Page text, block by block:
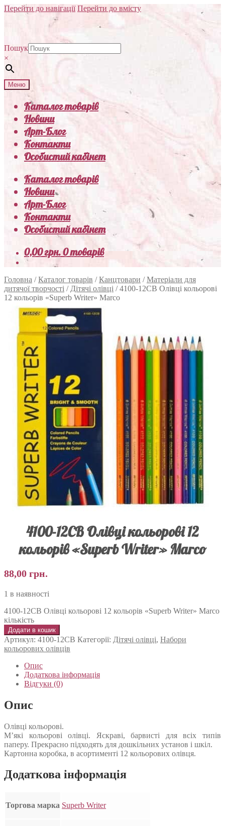
Перейти до навігації Перейти до вмісту
Пошук
×
Меню
Каталог товарів
Новини
Арт-Блог
Контакти
Особистий кабінет
Каталог товарів
Новини
Арт-Блог
Контакти
Особистий кабінет
0,00грн.0 товарів
Головна /Каталог товарів /Канцтовари /Матеріали для
дитячої творчості / Дітячі олівці /4100-12CB Олівці кольорові
12 кольорів «Superb Writer» Marco
4100-12CB Олівці кольорові 12
кольорів «Superb Writer» Marco
88,00 грн.
1 в наявності
4100-12CB Олівці кольорові 12 кольорів «Superb Writer» Marco
кількість
Додати в кошик
Артикул: 4100-12CB Категорії: Дітячі олівці, Набори
кольорових олівців
Опис
Додаткова інформація
Відгуки (0)
Опис
Олівці кольорові.
М’які кольорові олівці. Яскраві, барвисті для всіх типів
паперу. Прекрасно підходять для дошкільних установ і шкіл.
Картонна коробка, в асортименті 12 кольорових олівця.
Додаткова інформація
Торгова марка Superb Writer